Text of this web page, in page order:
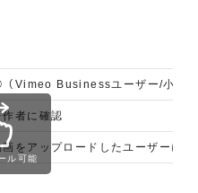
Vimeo Businessユーザー/小規
作者に確認
画をアップロードしたユーザーに帰
ル可能